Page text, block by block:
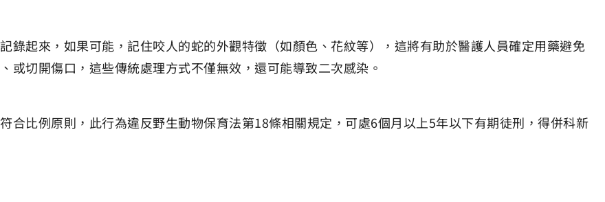
錄起來，如果可能，記住咬人的蛇的外觀特徵（如顏色、花紋等），這將有助於醫護人員確定用藥避免
或切開傷口，這些傳統處理方式不僅無效，還可能導致二次感染。
合比例原則，此行為違反野生動物保育法第18條相關規定，可處6個月以上5年以下有期徒刑，得併科新